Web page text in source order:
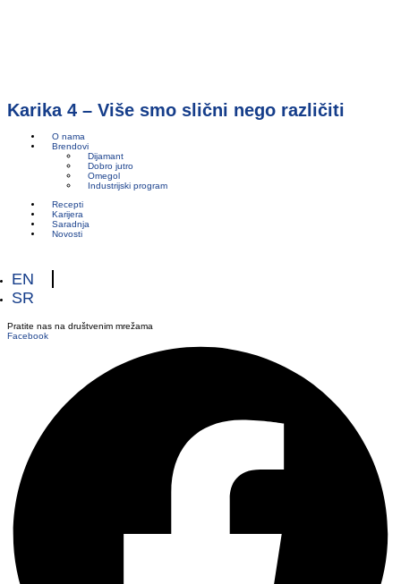
Karika 4 – Više smo slični nego različiti
O nama
Brendovi
Dijamant
Dobro jutro
Omegol
Industrijski program
Recepti
Karijera
Saradnja
Novosti
EN
SR
Pratite nas na društvenim mrežama
Facebook